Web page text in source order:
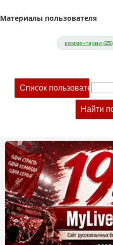
Материалы пользователя
комментарии (25)